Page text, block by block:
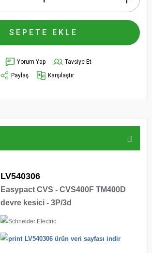
SEPETE EKLE
Yorum Yap
Tavsiye Et
Paylaş Karşılaştır
LV540306
Easypact CVS - CVS400F TM400D
devre kesici - 3P/3d
LV540306 ürün veri sayfası indir